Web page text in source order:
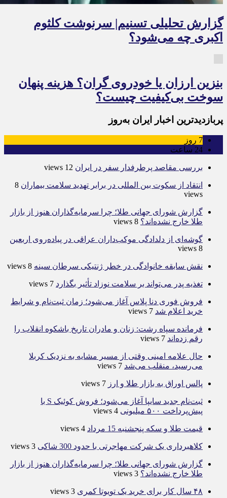
گزارش تحلیلی تسنیم| سرنوشت کلثوم
اکبری چه می‌شود؟
بنزین ارزان یا خودروی گران؟ هزینه پنهان
سوخت بی‌کیفیت چیست؟
پربازدیدترین اخبار ایران به‌روز
7 روز
24 ساعت
بررسی مقاصد پرطرفدار سفر در ایران 12 views
انتقاد از سکوت بین المللی در برابر تهدید سلامت بیماران 8
views
گزارش شورای جهانی طلا؛ چرا سرمایه‌گذاران هنوز از بازار
طلا خارج نشده‌اند؟ 8 views
گوشه‌ای از دلدادگی موکب‌داران عراقی در پیاده‌روی اربعین
8 views
نقش سابقه خانوادگی در خطر ژنتیکی سرطان سینه 8 views
تغذیه پدر می‌تواند بر سلامت نوزاد تأثیر بگذارد 7 views
فروش فوری دنا پلاس آغاز می‌شود؛ زمان ثبت‌نام و شرایط
خرید اعلام شد 7 views
فرمانده سپاه رشت: زنان و مادران تاریخ باشکوه انقلاب را
رقم زده‌اند 7 views
حال علامه امینی وقتی از مسیر مشایه به نزدیک کربلا
می‌رسید، منقلب می‌شد 7 views
پالس اوراق به بازار طلا و ارز 7 views
ثبت‌نام جدید سایپا آغاز می‌شود؛ فروش کوئیک S با
پیش‌پرداخت ۵۰۰ میلیونی
4 views
قیمت طلا و سکه پنجشنبه 15 مرداد 4 views
کلاهبرداری یک شرکت مهاجرتی با حدود 300 شاکی 3 views
گزارش شورای جهانی طلا؛ چرا سرمایه‌گذاران هنوز از بازار
طلا خارج نشده‌اند؟ 3 views
۴۸ سال کار برای خرید یک تویوتا کمری 3 views